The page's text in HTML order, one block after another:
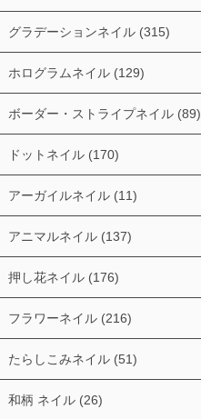
グラデーションネイル (315)
ホログラムネイル (129)
ボーダー・ストライプネイル (89)
ドットネイル (170)
アーガイルネイル (11)
アニマルネイル (137)
押し花ネイル (176)
フラワーネイル (216)
たらしこみネイル (51)
和柄 ネイル (26)